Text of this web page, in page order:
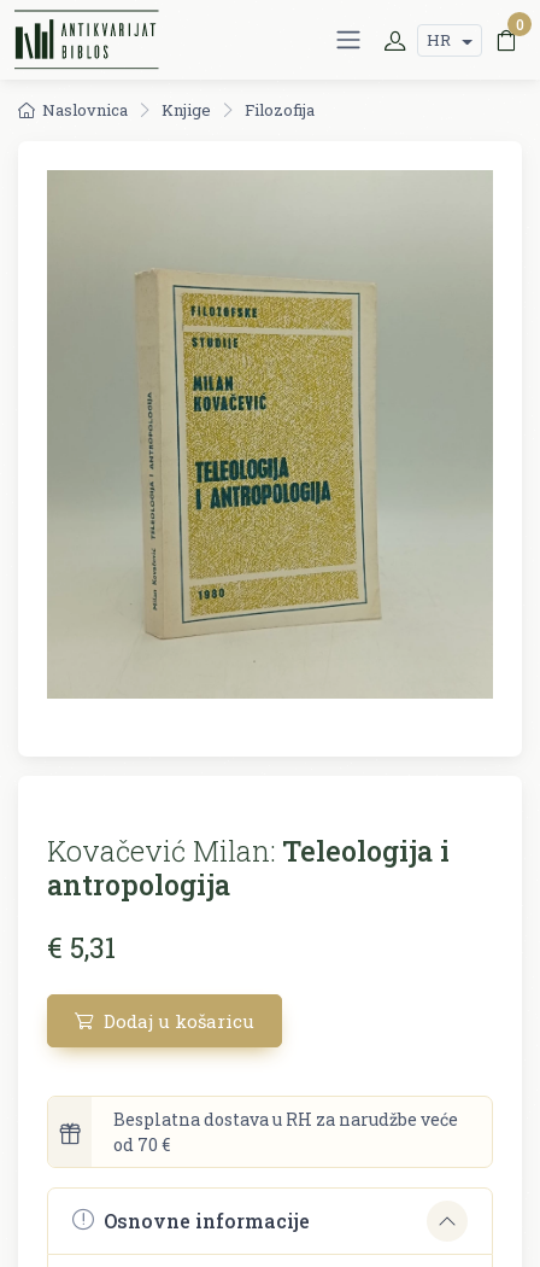
HR
0
Naslovnica Knjige Filozofija
Kovačević Milan: Teleologija i
antropologija
€ 5,31
Dodaj u košaricu
Besplatna dostava u RH za narudžbe veće
od 70 €
Osnovne informacije